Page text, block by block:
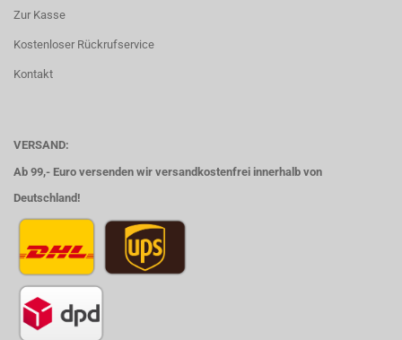
Zur Kasse
Kostenloser Rückrufservice
Kontakt
VERSAND:
Ab 99,- Euro versenden wir versandkostenfrei innerhalb von
Deutschland!